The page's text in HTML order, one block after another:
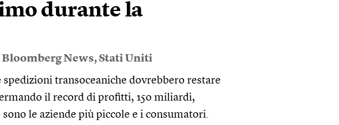
durante la
Bloomberg News,Stati Uniti
transoceaniche dovrebbero restare
il record di profitti, 15o miliardi,
sono le aziende più piccole e i consumatori.